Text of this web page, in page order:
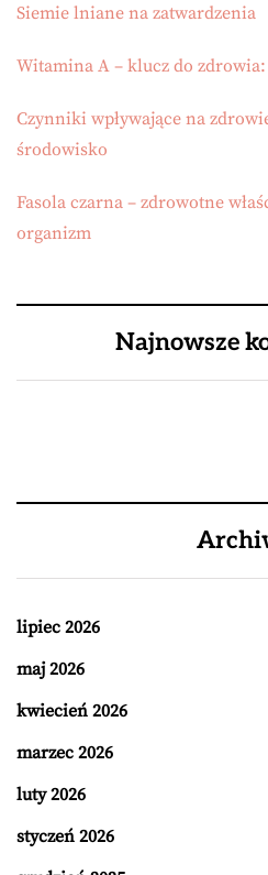
Siemie lniane na zatwardzenia
Witamina A – klucz do
Czynniki wpływające na
środowisko
Fasola czarna – zdrowotne
organizm
Najnowsze
lipiec 2026
maj 2026
kwiecień 2026
marzec 2026
luty 2026
styczeń 2026